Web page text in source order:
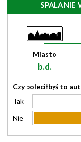
SPALANIE
Miasto
b.d.
Czy poleciłbyś to
Tak
Nie